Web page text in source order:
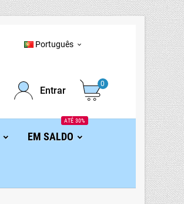
Português 
Entrar
0
EM SALDO
ATÉ 30%